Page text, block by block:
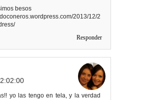
besos
2013/12/2
Responder
yo las tengo en tela, y la verdad